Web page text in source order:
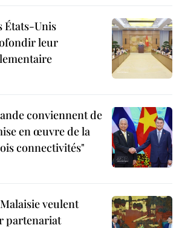
États-Unis
leur
conviennent de
en œuvre de la
connectivités"
veulent
partenariat